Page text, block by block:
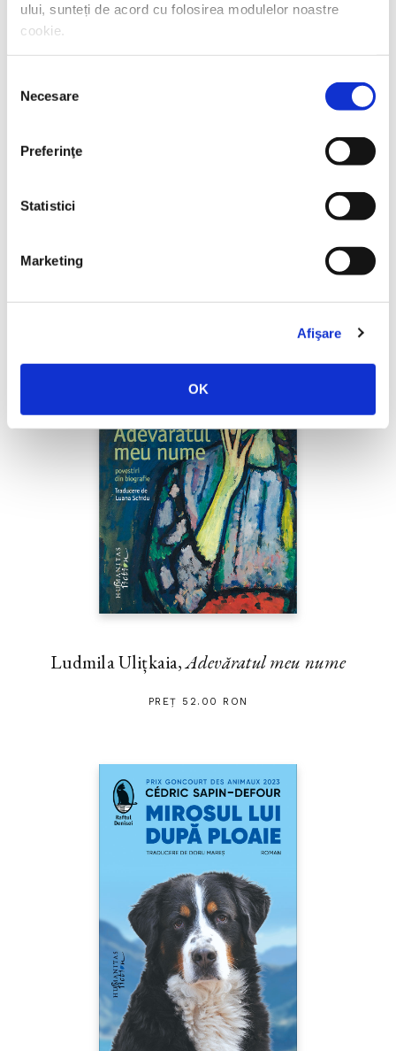
ului, sunteți de acord cu folosirea modulelor noastre
cookie.
consimțământului
Necesare
Preferinţe
Statistici
Marketing
Afişare
OK
Shiva Rahbaran, Numele meu e Nevinovăție
Ludmila Ulițkaia,Adevăratul meu nume
PREȚ 52.00 RON